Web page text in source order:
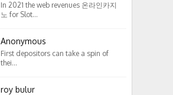
In 2021 the web revenues 온라인카지
노 for Slot…
Anonymous
First depositors can take a spin of
thei…
roy bulur